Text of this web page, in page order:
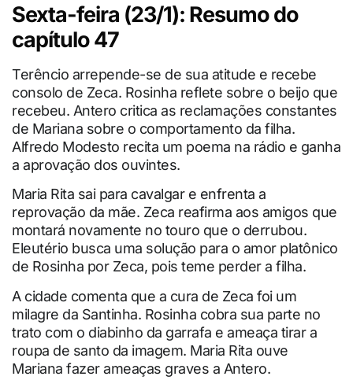
Sexta-feira (23/1): Resumo do
capítulo 47
Terêncio arrepende-se de sua atitude e recebe
consolo de Zeca. Rosinha reflete sobre o beijo que
recebeu. Antero critica as reclamações constantes
de Mariana sobre o comportamento da filha.
Alfredo Modesto recita um poema na rádio e ganha
a aprovação dos ouvintes.
Maria Rita sai para cavalgar e enfrenta a
reprovação da mãe. Zeca reafirma aos amigos que
montará novamente no touro que o derrubou.
Eleutério busca uma solução para o amor platônico
de Rosinha por Zeca, pois teme perder a filha.
A cidade comenta que a cura de Zeca foi um
milagre da Santinha. Rosinha cobra sua parte no
trato com o diabinho da garrafa e ameaça tirar a
roupa de santo da imagem. Maria Rita ouve
Mariana fazer ameaças graves a Antero.